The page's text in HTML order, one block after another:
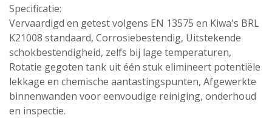
Specificatie:
Vervaardigd en getest volgens EN 13575 en Kiwa's BRL
K21008 standaard, Corrosiebestendig, Uitstekende
schokbestendigheid, zelfs bij lage temperaturen,
Rotatie gegoten tank uit één stuk elimineert potentiële
lekkage en chemische aantastingspunten, Afgewerkte
binnenwanden voor eenvoudige reiniging, onderhoud
en inspectie.